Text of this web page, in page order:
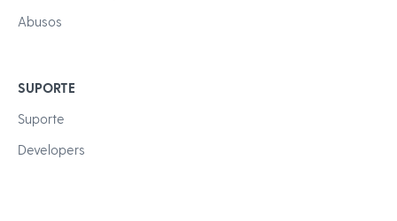
Abusos
SUPORTE
Suporte
Developers